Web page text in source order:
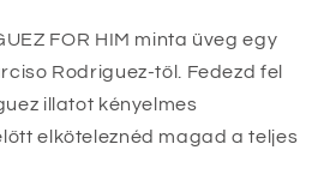
FOR HIM minta üveg egy
Rodriguez-től. Fedezd fel
illatot kényelmes
elköteleznéd magad a teljes